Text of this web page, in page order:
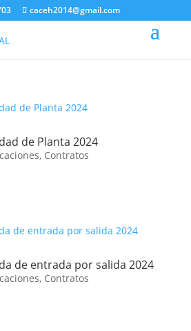
caceh2014@gmail.com
de Planta 2024
, Contratos
de entrada por salida 2024
, Contratos